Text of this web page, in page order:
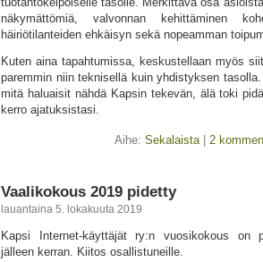
näkymättömiä, valvonnan kehittäminen
häiriötilanteiden ehkäisyn sekä nopeamman
Kuten aina tapahtumissa, keskustellaan myös
paremmin niin teknisellä kuin yhdistyksen
mitä haluaisit nähdä Kapsin tekevän, älä toki
kerro ajatuksistasi.
Aihe: Sekalaista| 2
Vaalikokous 2019 pidetty
lauantaina 5. lokakuuta 2019
Kapsi Internet-käyttäjät ry:n vuosikokous on
jälleen kerran. Kiitos osallistuneille.